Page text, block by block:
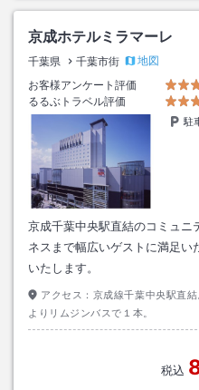
京成ホテルミラマーレ
千葉県 千葉市街
地図
お客様アンケート評価
るるぶトラベル評価
駐
京成千葉中央駅直結のコミュニ
ネスまで幅広いゲストに満足
いたします。
アクセス： 京成線千葉中央駅直
よりリムジンバスで１本。
税込